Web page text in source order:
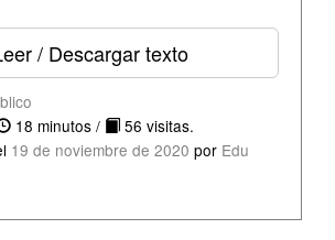
/ Descargar texto
18 minutos /
56 visitas.
19 de noviembre de 2020 por Edu